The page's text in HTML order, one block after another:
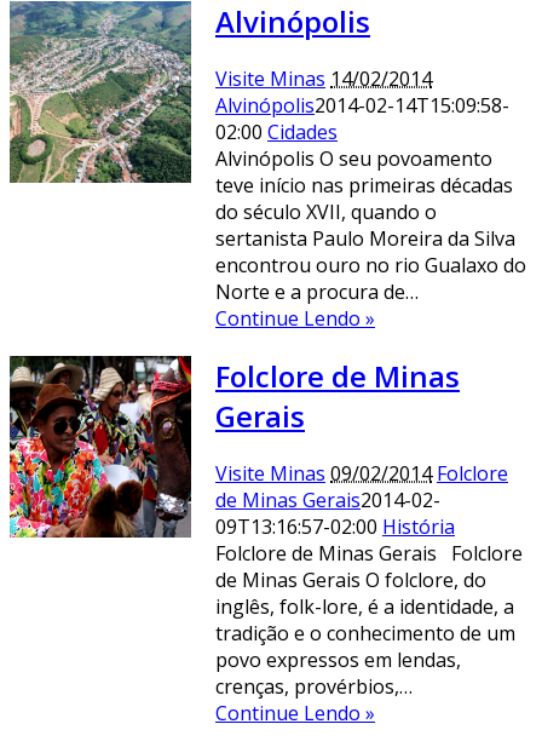
Alvinópolis
Visite Minas 14/02/2014
Alvinópolis2014-02-14T15:09:58-
02:00 Cidades
Alvinópolis O seu povoamento
teve início nas primeiras décadas
do século XVII, quando o
sertanista Paulo Moreira da Silva
encontrou ouro no rio Gualaxo do
Norte e a procura de…
Continue Lendo »
Folclore de Minas
Gerais
Visite Minas 09/02/2014 Folclore
de Minas Gerais2014-02-
09T13:16:57-02:00 História
Folclore de Minas Gerais Folclore
de Minas Gerais O folclore, do
inglês, folk-lore, é a identidade, a
tradição e o conhecimento de um
povo expressos em lendas,
crenças, provérbios,…
Continue Lendo »